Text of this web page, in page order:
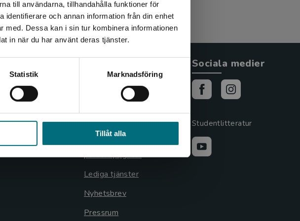
till användarna, tillhandahålla funktioner för
och annan information från din enhet
med. Dessa kan i sin tur kombinera informationen
in när du har använt deras tjänster.
Statistik Marknadsföring
Tillåt alla
via
leveranser
ett köp måste
kundservice
21 00
svar
Cookieinställningar
GDPR och
personuppgifter
Lediga tjänster
Nyhetsbrev
Pressrum
Sociala medier
Studentlitteratur